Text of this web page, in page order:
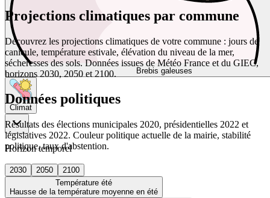
Brebis galeuses
Climat
Horizon temporel
2030 2050
2100
Température été
Hausse de la température moyenne en été
Projections climatiques par commune
Découvrez les projections climatiques de votre commune : jours de
canicule, température estivale, élévation du niveau de la mer,
sécheresses des sols. Données issues de Météo France et du GIEC,
horizons 2030, 2050 et 2100.
Données politiques
Résultats des élections municipales 2020, présidentielles 2022 et
législatives 2022. Couleur politique actuelle de la mairie, stabilité
politique, taux d'abstention.